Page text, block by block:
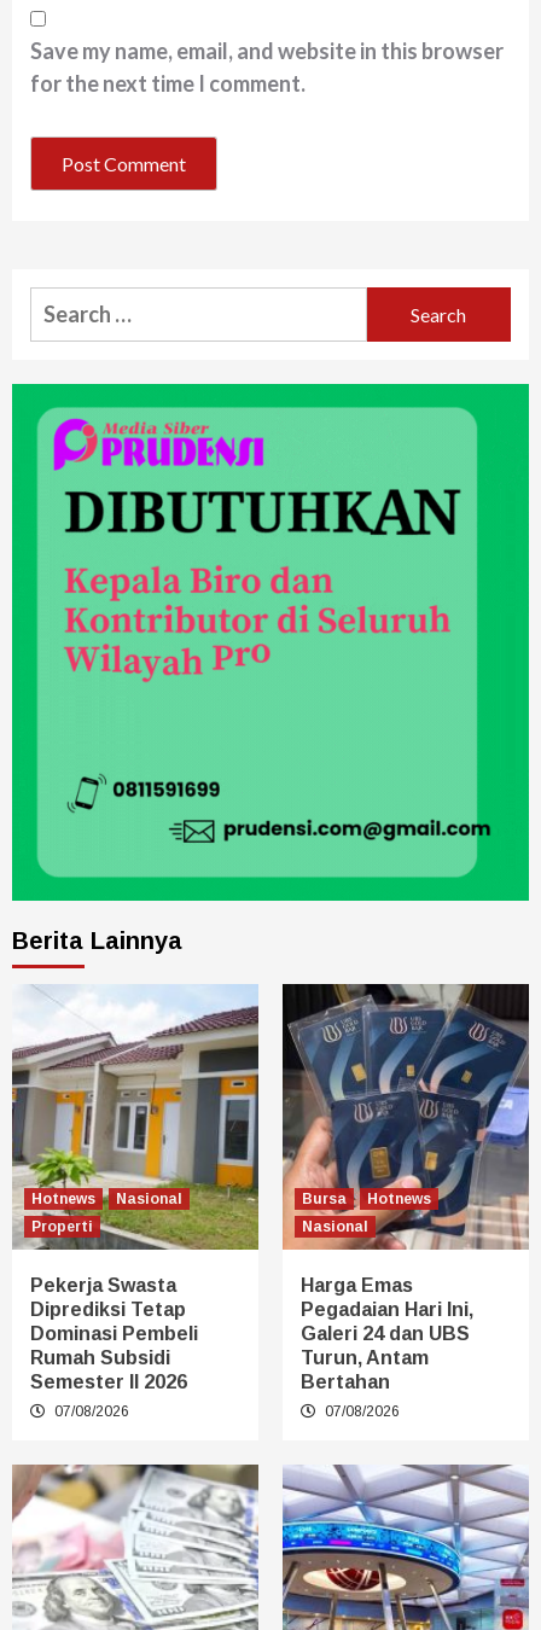
Save my name, email, and website in this browser
for the next time I comment.
Berita Lainnya
Hotnews
Nasional
Properti
Pekerja Swasta
Diprediksi Tetap
Dominasi Pembeli
Rumah Subsidi
Semester II 2026
07/08/2026
Bursa
Hotnews
Nasional
Harga Emas
Pegadaian Hari Ini,
Galeri 24 dan UBS
Turun, Antam
Bertahan
07/08/2026